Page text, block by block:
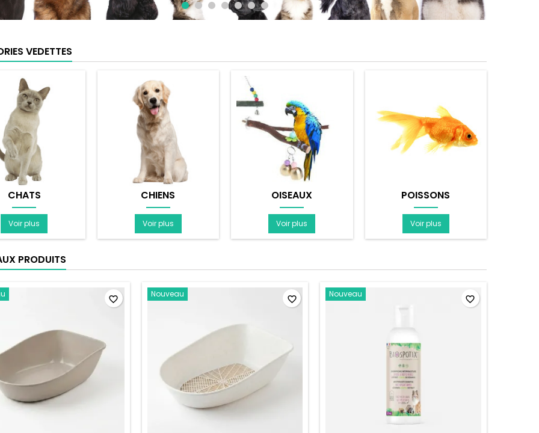
VEDETTES
CHATS
Voir plus
CHIENS
Voir plus
OISEAUX
Voir plus
POISSONS
Voir plus
PRODUITS
favorite_border Nouveau favorite_border Nouveau favorite_border